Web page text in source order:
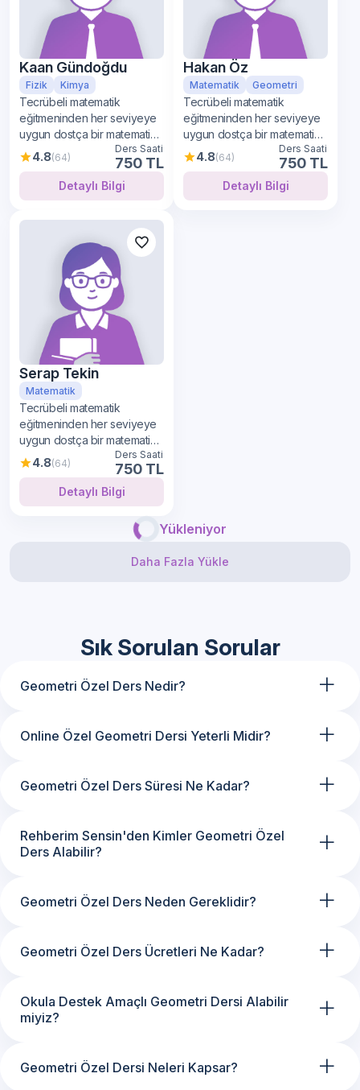
Kaan Gündoğdu
Fizik Kimya
Tecrübeli matematik
eğitmeninden her seviyeye
uygun dostça bir matematik
öğrenimi
4.8(64)
Ders Saati
750 TL
Detaylı Bilgi
Hakan Öz
Matematik Geometri
Tecrübeli matematik
eğitmeninden her seviyeye
uygun dostça bir matematik
öğrenimi
4.8(64)
Ders Saati
750 TL
Detaylı Bilgi
Serap Tekin
Matematik
Tecrübeli matematik
eğitmeninden her seviyeye
uygun dostça bir matematik
öğrenimi
4.8(64)
Ders Saati
750 TL
Detaylı Bilgi
Yükleniyor
Daha Fazla Yükle
Sık Sorulan Sorular
Geometri Özel Ders Nedir? +
Online Özel Geometri Dersi Yeterli Midir? +
Geometri Özel Ders Süresi Ne Kadar? +
Rehberim Sensin'den Kimler Geometri Özel
Ders Alabilir?
+
Geometri Özel Ders Neden Gereklidir? +
Geometri Özel Ders Ücretleri Ne Kadar? +
Okula Destek Amaçlı Geometri Dersi Alabilir
miyiz?
+
Geometri Özel Dersi Neleri Kapsar? +